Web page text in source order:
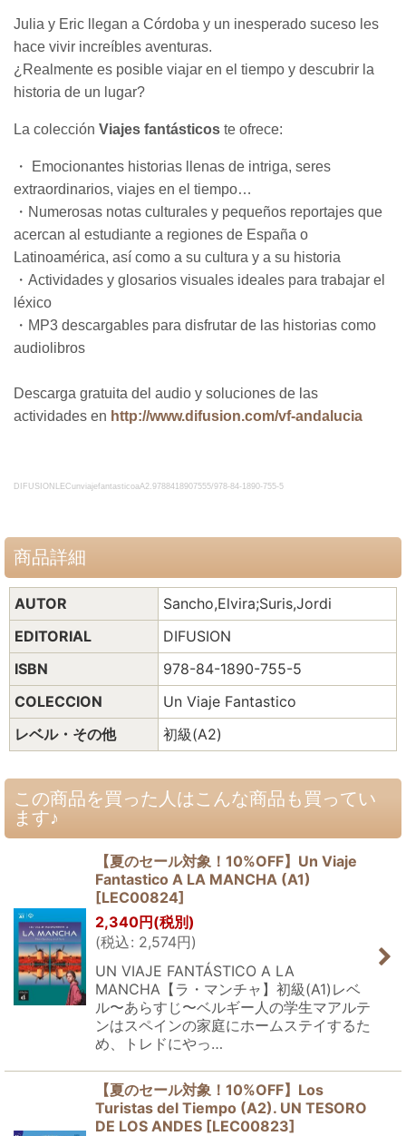
Julia y Eric llegan a Córdoba y un inesperado suceso les
hace vivir increíbles aventuras.
¿Realmente es posible viajar en el tiempo y descubrir la
historia de un lugar?
La colección Viajes fantásticos te ofrece:
・ Emocionantes historias llenas de intriga, seres
extraordinarios, viajes en el tiempo…
・Numerosas notas culturales y pequeños reportajes que
acercan al estudiante a regiones de España o
Latinoamérica, así como a su cultura y a su historia
・Actividades y glosarios visuales ideales para trabajar el
léxico
・MP3 descargables para disfrutar de las historias como
audiolibros
Descarga gratuita del audio y soluciones de las
actividades en http://www.difusion.com/vf-andalucia
DIFUSIONLECunviajefantasticoaA2.9788418907555/978-84-1890-755-5
商品詳細
AUTOR
Sancho,Elvira;Suris,Jordi
EDITORIAL
DIFUSION
ISBN
978-84-1890-755-5
COLECCION
Un Viaje Fantastico
レベル・その他
初級(A2)
この商品を買った人はこんな商品も買ってい
ます♪
【夏のセール対象！10%OFF】Un Viaje
Fantastico A LA MANCHA (A1)
[LEC00824]
2,340円 (税別)
(税込: 2,574円)
UN VIAJE FANTÁSTICO A LA
MANCHA【ラ・マンチャ】初級(A1)レベ
ル〜あらすじ〜ベルギー人の学生マアルテ
ンはスペインの家庭にホームステイするた
め、トレドにやっ…
【夏のセール対象！10%OFF】Los
Turistas del Tiempo (A2). UN TESORO
DE LOS ANDES [LEC00823]